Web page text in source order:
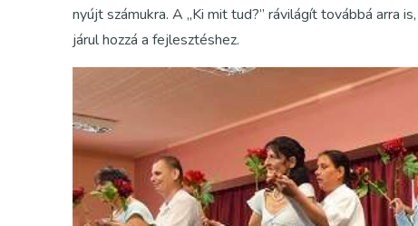
nyújt számukra. A „Ki mit tud?” rávilágít továbbá arra
járul hozzá a fejlesztéshez.